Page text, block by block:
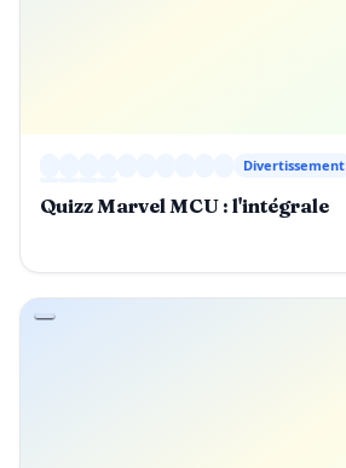
Divertissement
Quizz Marvel MCU : l'intégrale